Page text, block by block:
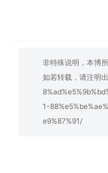
非特殊说明，本博
如若转载，请注明出
1-
e9%87%91/